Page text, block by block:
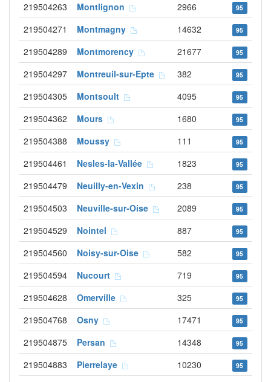
219504263 Montlignon 2966 95
219504271 Montmagny 14632 95
219504289 Montmorency 21677 95
219504297 Montreuil-sur-Epte 382 95
219504305 Montsoult 4095 95
219504362 Mours 1680 95
219504388 Moussy 111 95
219504461 Nesles-la-Vallée 1823 95
219504479 Neuilly-en-Vexin 238 95
219504503 Neuville-sur-Oise 2089 95
219504529 Nointel 887 95
219504560 Noisy-sur-Oise 582 95
219504594 Nucourt 719 95
219504628 Omerville 325 95
219504768 Osny 17471 95
219504875 Persan 14348 95
219504883 Pierrelaye 10230 95